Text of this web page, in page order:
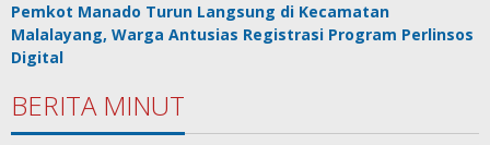
Pemkot Manado Turun Langsung di Kecamatan
Malalayang, Warga Antusias Registrasi Program Perlinsos
Digital
BERITA MINUT